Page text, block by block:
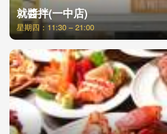
就醬拌(一中店)
星期四：11:30 – 21:00